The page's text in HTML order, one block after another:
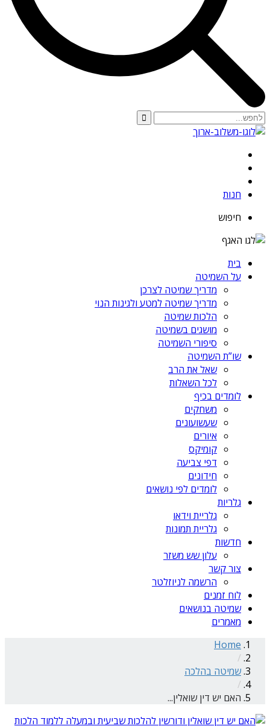
חנות
חיפוש
בית
על השמיטה
מדריך שמיטה לצרכן
מדריך שמיטה למטע ולגינות הנוי
הלכות שמיטה
מושגים בשמיטה
סיפורי השמיטה
שו”ת השמיטה
שאל את הרב
לכל השאלות
לומדים בכיף
משחקים
שעשועונים
איורים
קומיקס
דפי צביעה
חידונים
לומדים לפי נושאים
גלריות
גלריית וידאו
גלריית תמונות
חדשות
עלון שש משזר
צור קשר
הרשמה לניוזלטר
לוח זמנים
שמיטה בנושאים
מאמרים
Home
/
שמיטה בהלכה
/
האם יש דין שואלין...